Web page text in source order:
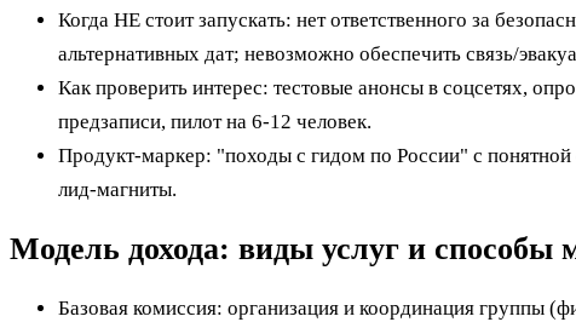
Когда НЕ стоит запускать: нет ответственного за
альтернативных дат; невозможно обеспечить связь/
Как проверить интерес: тестовые анонсы в соцсетях,
предзаписи, пилот на 6-12 человек.
Продукт‑маркер: "походы с гидом по России" с
лид‑магниты.
Модель дохода: виды услуг и способы
Базовая комиссия: организация и координация группы